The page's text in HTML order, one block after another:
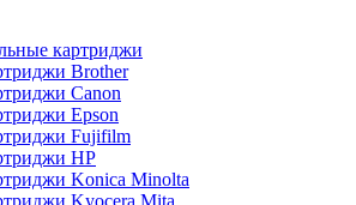
картриджи
Brother
Canon
Epson
Fujifilm
HP
Konica Minolta
Kyocera Mita